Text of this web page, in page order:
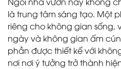
là trung tâm sáng tạo. Một
riêng cho không gian sống,
ngày và không gian ấm
phần được thiết kế với
nơi nơi ý tưởng trở thành